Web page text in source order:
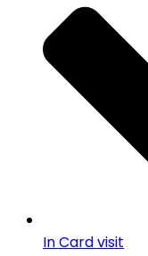
In Card visit